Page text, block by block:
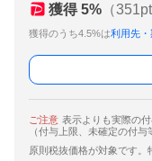
獲得 5% （351pt
獲得のうち4.5%は利用先・
ご注意 表示よりも実際の
（付与上限、未確定の付与
原則税抜価格が対象です。